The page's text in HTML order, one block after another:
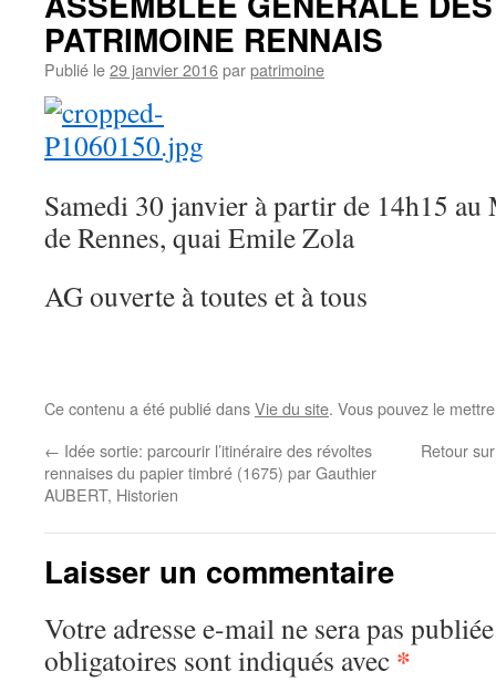
PATRIMOINE RENNAIS
Publié le29 janvier 2016parpatrimoine
Samedi 30 janvier à partir de 14h15 au
de Rennes, quai Emile Zola
AG ouverte à toutes et à tous
Ce contenu a été publié dansVie du site. Vous pouvez le
← Idée sortie: parcourir l’itinéraire des révoltes
rennaises du papier timbré (1675) par Gauthier
AUBERT, Historien
Retour
Laisser un commentaire
Votre adresse e-mail ne sera pas
obligatoires sont indiqués avec *